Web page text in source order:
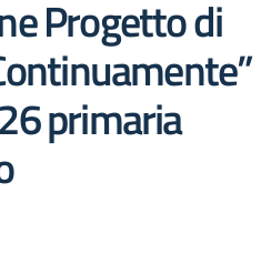
Progetto di
primaria